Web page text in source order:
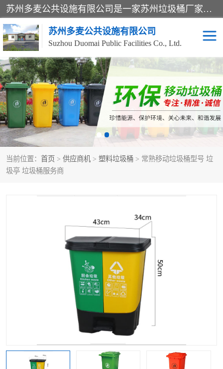
苏州多麦公共设施有限公司是一家苏州垃圾桶厂家，主营：塑料垃圾桶、分类果皮箱、户外园林椅、保安岗亭等产品厂家。全国统一热线电话：17105580222。公司组建完善的团队。设计人员，能根据客户要求，提供适合的设计方案，来满足客户的需求。
苏州多麦公共设施有限公司
Suzhou Duomai Public Facilities Co., Ltd.
当前位置： 首页 > 供应商机 > 塑料垃圾桶 > 常熟移动垃圾桶型号 垃
圾亭 垃圾桶服务商
办公室脚踩垃圾桶 保安岗亭
分类果皮箱 公园椅
垃圾分类房 塑料垃圾桶
防疫岗亭 吸烟岗亭